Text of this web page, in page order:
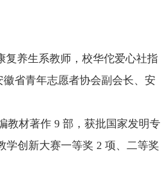
养生系教师，校华佗爱心社指
省青年志愿者协会副会长、安
材著作 9 部，获批国家发明专
学创新大赛一等奖 2 项、二等奖